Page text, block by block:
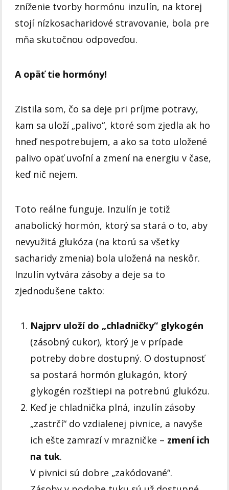
zníženie tvorby hormónu inzulín, na ktorej
stojí nízkosacharidové stravovanie, bola pre
mňa skutočnou odpoveďou.
A opäť tie hormóny!
Zistila som, čo sa deje pri príjme potravy,
kam sa uloží „palivo“, ktoré som zjedla ak ho
hneď nespotrebujem, a ako sa toto uložené
palivo opäť uvoľní a zmení na energiu v čase,
keď nič nejem.
Toto reálne funguje. Inzulín je totiž
anabolický hormón, ktorý sa stará o to, aby
nevyužitá glukóza (na ktorú sa všetky
sacharidy zmenia) bola uložená na neskôr.
Inzulín vytvára zásoby a deje sa to
zjednodušene takto:
Najprv uloží do „chladničky“ glykogén
(zásobný cukor), ktorý je v prípade
potreby dobre dostupný. O dostupnosť
sa postará hormón glukagón, ktorý
glykogén rozštiepi na potrebnú glukózu.
Keď je chladnička plná, inzulín zásoby
„zastrčí“ do vzdialenej pivnice, a navyše
ich ešte zamrazí v mrazničke – zmení ich
na tuk.
V pivnici sú dobre „zakódované“.